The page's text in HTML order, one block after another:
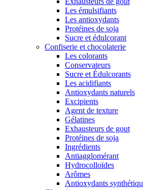
Les émulsifiants
Les antioxydants
Protéines de soja
Sucre et édulcorant
Confiserie et chocolaterie
Les colorants
Conservateurs
Sucre et Édulcorants
Les acidifiants
Antioxydants naturels
Excipients
Agent de texture
Gélatines
Exhausteurs de gout
Protéines de soja
Ingrédients
Antiagglomérant
Hydrocolloïdes
Arômes
Antioxydants